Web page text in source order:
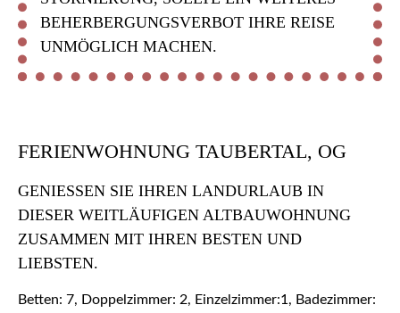
BEHERBERGUNGSVERBOT IHRE REISE
UNMÖGLICH MACHEN.
FERIENWOHNUNG TAUBERTAL, OG
GENIESSEN SIE IHREN LANDURLAUB IN D
IESER WEITLÄUFIGEN ALTBAUWOHNUNG Z
USAMMEN MIT IHREN BESTEN UND L
IEBSTEN.
Betten: 7, Doppelzimmer: 2, Einzelzimmer:1, Badezimmer: